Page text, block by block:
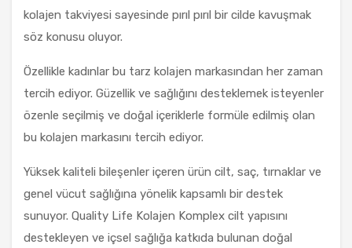
kolajen takviyesi sayesinde pırıl pırıl bir cilde kavuşmak
söz konusu oluyor.
Özellikle kadınlar bu tarz kolajen markasından her zaman
tercih ediyor. Güzellik ve sağlığını desteklemek isteyenler
özenle seçilmiş ve doğal içeriklerle formüle edilmiş olan
bu kolajen markasını tercih ediyor.
Yüksek kaliteli bileşenler içeren ürün cilt, saç, tırnaklar ve
genel vücut sağlığına yönelik kapsamlı bir destek
sunuyor. Quality Life Kolajen Komplex cilt yapısını
destekleyen ve içsel sağlığa katkıda bulunan doğal